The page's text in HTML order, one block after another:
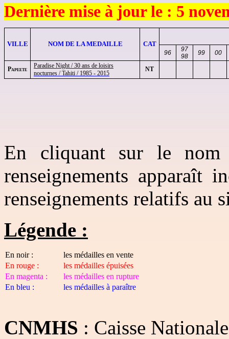
Dernière mise à jour le : 5
VILLE NOM DE LA MEDAILLE CAT
96
97
98
99 00
Papeete
Paradise Night / 30 ans de loisirs
nocturnes / Tahiti / 1985 - 2015
NT
En cliquant sur le
renseignements apparaît
renseignements relatifs au
Légende :
En noir :
les médailles en vente
En rouge :
les médailles épuisées
En magenta :
les médailles en rupture
En bleu :
les médailles à paraître
CNMHS : Caisse